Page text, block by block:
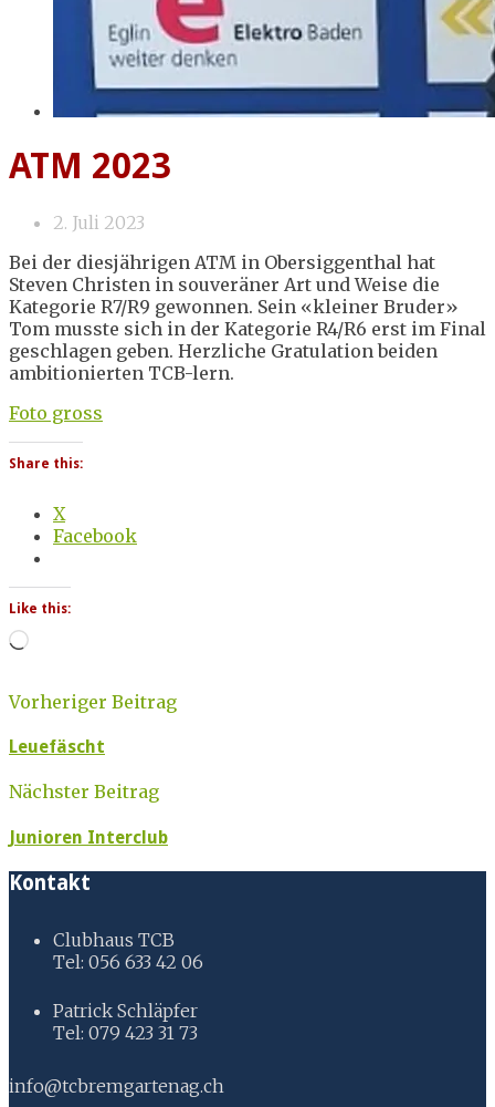
ATM 2023
2. Juli 2023
Bei der diesjährigen ATM in Obersiggenthal hat
Steven Christen in souveräner Art und Weise die
Kategorie R7/R9 gewonnen. Sein «kleiner Bruder»
Tom musste sich in der Kategorie R4/R6 erst im Final
geschlagen geben. Herzliche Gratulation beiden
ambitionierten TCB-lern.
Foto gross
Share this:
X
Facebook
Like this:
Loading…
Vorheriger Beitrag
Leuefäscht
Nächster Beitrag
Junioren Interclub
Kontakt
Clubhaus TCB
Tel: 056 633 42 06
Patrick Schläpfer
Tel: 079 423 31 73
info@tcbremgartenag.ch